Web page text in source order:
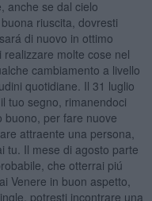
anche se dal cielo
riuscita, dovresti
di nuovo in ottimo
molte cose nel
cambiamento a livello
quotidiane. Il 31 luglio
tuo segno, rimanendoci
buono, per fare nuove
attraente una persona,
tu. Il mese di agosto parte
che otterrai piú
Venere in buon aspetto,
potresti incontrare una